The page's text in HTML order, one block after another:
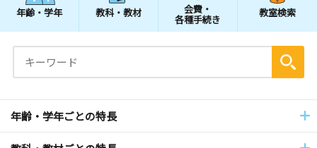
年齢・学年 教科・教材 会費・
各種手続き
教室検索
年齢・学年ごとの特長